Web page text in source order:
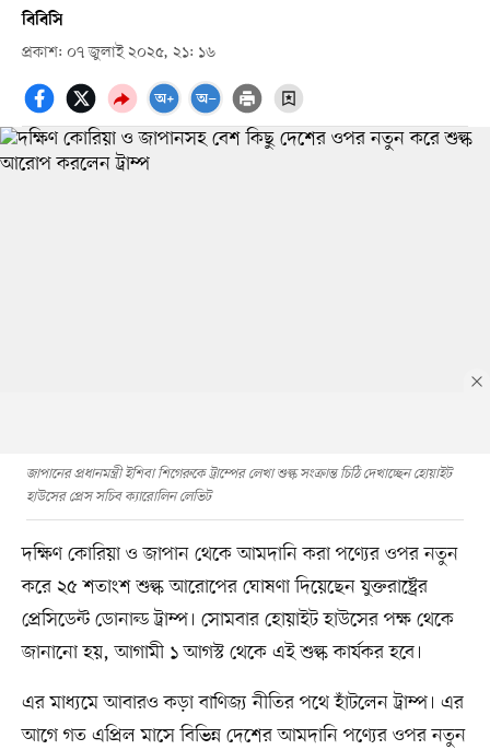
বিবিসি
প্রকাশ: ০৭ জুলাই ২০২৫, ২১: ১৬
জাপানের প্রধানমন্ত্রী ইশিবা শিগেরুকে ট্রাম্পের লেখা শুল্ক সংক্রান্ত চিঠি দেখাচ্ছেন হোয়াইট
হাউসের প্রেস সচিব ক্যারোলিন লেভিট
দক্ষিণ কোরিয়া ও জাপান থেকে আমদানি করা পণ্যের ওপর নতুন
করে ২৫ শতাংশ শুল্ক আরোপের ঘোষণা দিয়েছেন যুক্তরাষ্ট্রের
প্রেসিডেন্ট ডোনাল্ড ট্রাম্প। সোমবার হোয়াইট হাউসের পক্ষ থেকে
জানানো হয়, আগামী ১ আগস্ট থেকে এই শুল্ক কার্যকর হবে।
এর মাধ্যমে আবারও কড়া বাণিজ্য নীতির পথে হাঁটলেন ট্রাম্প। এর
আগে গত এপ্রিল মাসে বিভিন্ন দেশের আমদানি পণ্যের ওপর নতুন